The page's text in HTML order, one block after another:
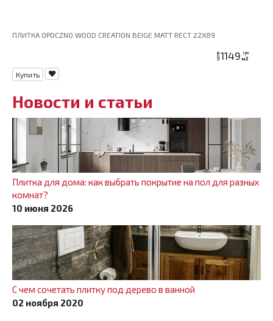
ПЛИТКА OPOCZNO WOOD CREATION BEIGE MATT RECT 22X89
цена1149 грн
м2
Купить
Новости и статьи
Плитка для дома: как выбрать покрытие на пол для разных
комнат?
10 июня 2026
С чем сочетать плитку под дерево в ванной
02 ноября 2020